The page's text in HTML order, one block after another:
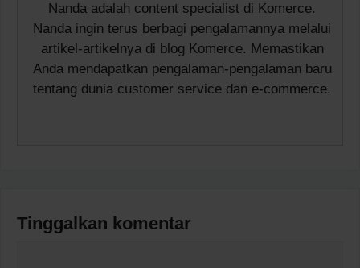
Nanda adalah content specialist di Komerce.
Nanda ingin terus berbagi pengalamannya melalui
artikel-artikelnya di blog Komerce. Memastikan
Anda mendapatkan pengalaman-pengalaman baru
tentang dunia customer service dan e-commerce.
Tinggalkan komentar